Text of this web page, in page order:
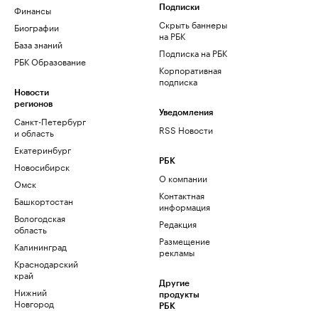
Финансы
Биографии
База знаний
РБК Образование
Новости
регионов
Санкт-Петербург
и область
Екатеринбург
Новосибирск
Омск
Башкортостан
Вологодская
область
Калининград
Краснодарский
край
Нижний
Новгород
Подписки
Скрыть баннеры
на РБК
Подписка на РБК
Корпоративная
подписка
Уведомления
RSS Новости
РБК
О компании
Контактная
информация
Редакция
Размещение
рекламы
Другие
продукты
РБК